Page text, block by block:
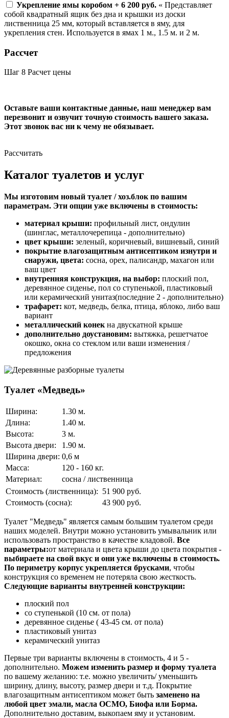
Укрепление ямы коробом + 6 200 руб. « Представляет
собой квадратный ящик без дна и крышки из доски
лиственница 25 мм, который вставляется в яму, для
укрепления стен. Используется в ямах 1 м., 1.5 м. и 2 м.
Рассчет
Шаг 8 Расчет цены
Оставьте ваши контактные данные, наш менеджер вам
перезвонит и озвучит точную стоимость вашего заказа.
Этот звонок вас ни к чему не обязывает.
Рассчитать
Каталог туалетов и услуг
Мы изготовим новый туалет / хоз.блок по вашим
параметрам. Эти опции уже включены в стоимость:
материал крыши: профильный лист, ондулин
(шинглас, металлочерепица - дополнительно)
цвет крыши: зеленый, коричневый, вишневый, синий
покрытие влагозащитным антисептиком изнутри и
снаружи, цвета: сосна, орех, палисандр, махагон или
ваш цвет
внутренняя конструкция, на выбор: плоский пол,
деревянное сиденье, пол со ступенькой, пластиковый
или керамический унитаз(последние 2 - дополнительно)
трафарет: кот, медведь, белка, птица, яблоко, либо ваш
вариант
металлический конек на двускатной крыше
дополнительно доустановим: вытяжка, решетчатое
окошко, окна со стеклом или ваши изменения /
предложения
Туалет «Медведь»
Ширина:
1.30 м.
Длина:
1.40 м.
Высота:
3 м.
Высота двери:
1.90 м.
Ширина двери: 0,6 м
Масса:
120 - 160 кг.
Материал:
сосна / лиственница
Стоимость (лиственница): 51 900 руб.
Стоимость (сосна):
43 900 руб.
Туалет "Медведь" является самым большим туалетом среди
наших моделей. Внутри можно установить умывальник или
использовать пространство в качестве кладовой. Все
параметры:от материала и цвета крыши до цвета покрытия -
выбираете на свой вкус и они уже включены в стоимость.
По периметру корпус укрепляется брусками, чтобы
конструкция со временем не потеряла свою жесткость.
Следующие варианты внутренней конструкции:
плоский пол
со ступенькой (10 см. от пола)
деревянное сиденье ( 43-45 см. от пола)
пластиковый унитаз
керамический унитаз
Первые три варианты включены в стоимость, 4 и 5 -
дополнительно. Можем изменить размер и форму туалета
по вашему желанию: т.е. можно увеличить/ уменьшить
ширину, длину, высоту, размер двери и т.д. Покрытие
влагозащитным антисептиком может быть заменено на
любой цвет эмали, масла ОСМО, Биофа или Борма.
Дополнительно доставим, выкопаем яму и установим.